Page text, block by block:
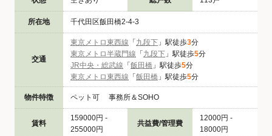
所在地 千代田区飯田橋2-4-3
交通
東京メトロ東西線 「 九段下 」駅徒歩3分
東京メトロ半蔵門線 「 九段下 」駅徒歩5分
JR中央・総武線 「 飯田橋 」駅徒歩5分
東京メトロ東西線 「 飯田橋 」駅徒歩5分
物件特徴 ペット可 事務所＆SOHO
賃料
159000円 -
255000円
共益費/管理費
12000円 -
18000円